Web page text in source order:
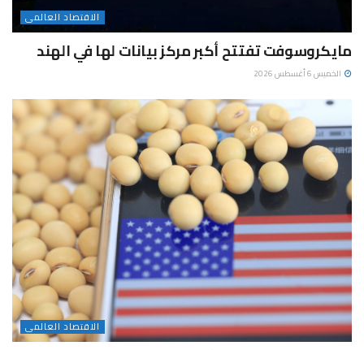
الاقتصاد العالمى
مايكروسوفت تفتتح أكبر مركز بيانات لها في الهند
الخميس 6 أغسطس 2026
الاقتصاد العالمى